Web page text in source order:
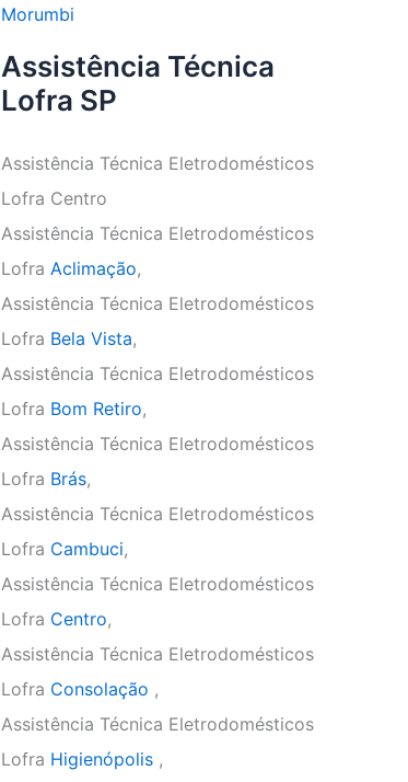
Morumbi
Assistência Técnica
Lofra SP
Assistência Técnica Eletrodomésticos
Lofra Centro
Assistência Técnica Eletrodomésticos
Lofra Aclimação,
Assistência Técnica Eletrodomésticos
Lofra Bela Vista,
Assistência Técnica Eletrodomésticos
Lofra Bom Retiro,
Assistência Técnica Eletrodomésticos
Lofra Brás,
Assistência Técnica Eletrodomésticos
Lofra Cambuci,
Assistência Técnica Eletrodomésticos
Lofra Centro,
Assistência Técnica Eletrodomésticos
Lofra Consolação ,
Assistência Técnica Eletrodomésticos
Lofra Higienópolis ,